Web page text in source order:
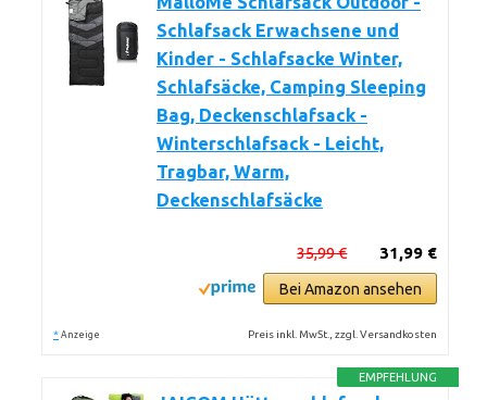
Schlafsack Erwachsene und
Kinder - Schlafsacke Winter,
Schlafsäcke, Camping Sleeping
Bag, Deckenschlafsack -
Winterschlafsack - Leicht,
Tragbar, Warm,
Deckenschlafsäcke
31,99 €
35,99 €
Bei Amazon ansehen
* Anzeige Preis inkl. MwSt., zzgl. Versandkosten
EMPFEHLUNG